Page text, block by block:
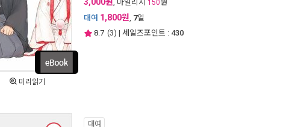
미리읽기
, 마일리지 150원
대여 1,800원, 7일
8.7 (3) | 세일즈포인트 : 430
대여